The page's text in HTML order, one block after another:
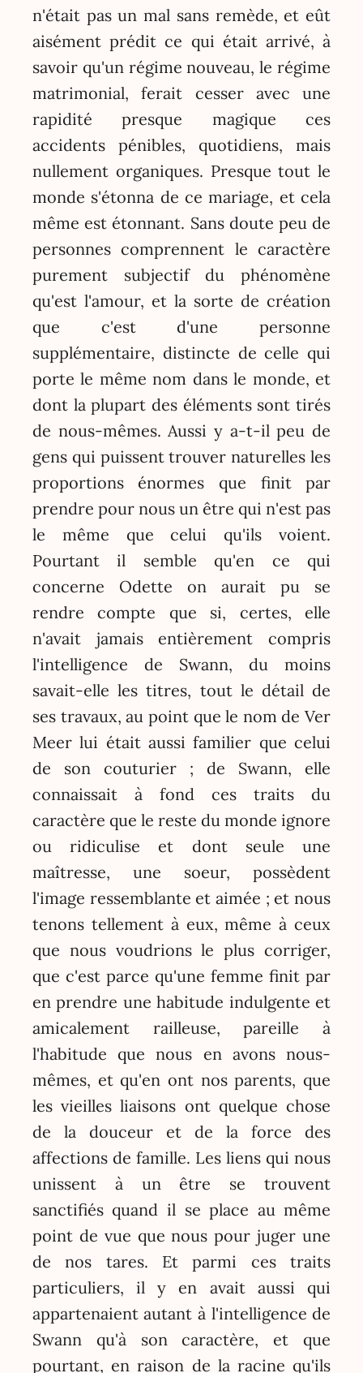
n'était pas un mal sans remède, et eût
aisément prédit ce qui était arrivé, à
savoir qu'un régime nouveau, le régime
matrimonial, ferait cesser avec une
rapidité presque magique ces
accidents pénibles, quotidiens, mais
nullement organiques. Presque tout le
monde s'étonna de ce mariage, et cela
même est étonnant. Sans doute peu de
personnes comprennent le caractère
purement subjectif du phénomène
qu'est l'amour, et la sorte de création
que c'est d'une personne
supplémentaire, distincte de celle qui
porte le même nom dans le monde, et
dont la plupart des éléments sont tirés
de nous-mêmes. Aussi y a-t-il peu de
gens qui puissent trouver naturelles les
proportions énormes que finit par
prendre pour nous un être qui n'est pas
le même que celui qu'ils voient.
Pourtant il semble qu'en ce qui
concerne Odette on aurait pu se
rendre compte que si, certes, elle
n'avait jamais entièrement compris
l'intelligence de Swann, du moins
savait-elle les titres, tout le détail de
ses travaux, au point que le nom de Ver
Meer lui était aussi familier que celui
de son couturier ; de Swann, elle
connaissait à fond ces traits du
caractère que le reste du monde ignore
ou ridiculise et dont seule une
maîtresse, une soeur, possèdent
l'image ressemblante et aimée ; et nous
tenons tellement à eux, même à ceux
que nous voudrions le plus corriger,
que c'est parce qu'une femme finit par
en prendre une habitude indulgente et
amicalement railleuse, pareille à
l'habitude que nous en avons nous-
mêmes, et qu'en ont nos parents, que
les vieilles liaisons ont quelque chose
de la douceur et de la force des
affections de famille. Les liens qui nous
unissent à un être se trouvent
sanctifiés quand il se place au même
point de vue que nous pour juger une
de nos tares. Et parmi ces traits
particuliers, il y en avait aussi qui
appartenaient autant à l'intelligence de
Swann qu'à son caractère, et que
pourtant, en raison de la racine qu'ils